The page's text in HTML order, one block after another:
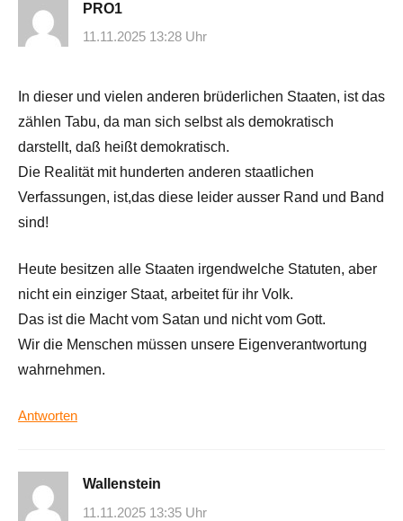
PRO1
11.11.2025 13:28 Uhr
In dieser und vielen anderen brüderlichen Staaten, ist das
zählen Tabu, da man sich selbst als demokratisch
darstellt, daß heißt demokratisch.
Die Realität mit hunderten anderen staatlichen
Verfassungen, ist,das diese leider ausser Rand und Band
sind!
Heute besitzen alle Staaten irgendwelche Statuten, aber
nicht ein einziger Staat, arbeitet für ihr Volk.
Das ist die Macht vom Satan und nicht vom Gott.
Wir die Menschen müssen unsere Eigenverantwortung
wahrnehmen.
Antworten
Wallenstein
11.11.2025 13:35 Uhr